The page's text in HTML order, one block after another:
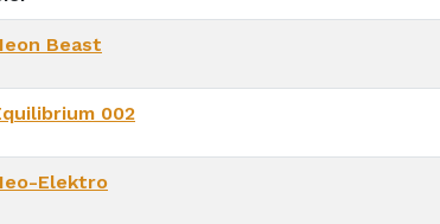
Beast
002
Elektro